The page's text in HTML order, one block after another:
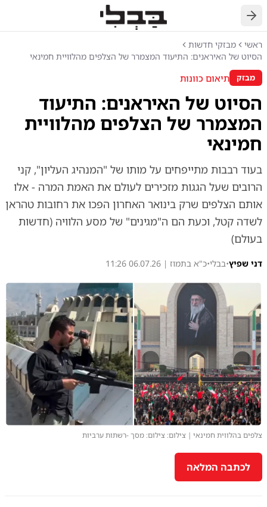
חזרה
ראשי
מבזקי חדשות
הסיוט של האיראנים: התיעוד המצמרר של הצלפים מהלוויית חמינאי
מבזק תיאום כוונות
הסיוט של האיראנים: התיעוד
המצמרר של הצלפים מהלוויית
חמינאי
בעוד רבבות מתייפחים על מותו של "המנהיג העליון", קני
הרובים שעל הגגות מזכירים לעולם את האמת המרה - אלו
אותם הצלפים שרק בינואר האחרון הפכו את רחובות טהראן
לשדה קטל, וכעת הם ה"מגינים" של מסע הלוויה (חדשות
בעולם)
דני שפיץ•בבלי•כ"א בתמוז | 06.07.26 11:26
צלפים בהלווית חמינאי | צילום: צילום: מסך -רשתות ערביות
לכתבה המלאה